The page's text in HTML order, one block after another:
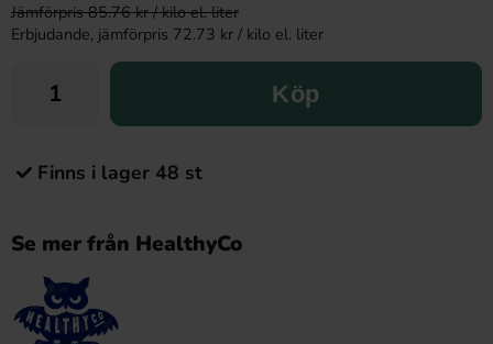
Jämförpris 85.76 kr / kilo el. liter
Erbjudande, jämförpris 72.73 kr / kilo el. liter
Köp
Finns i lager 48 st
Se mer från HealthyCo